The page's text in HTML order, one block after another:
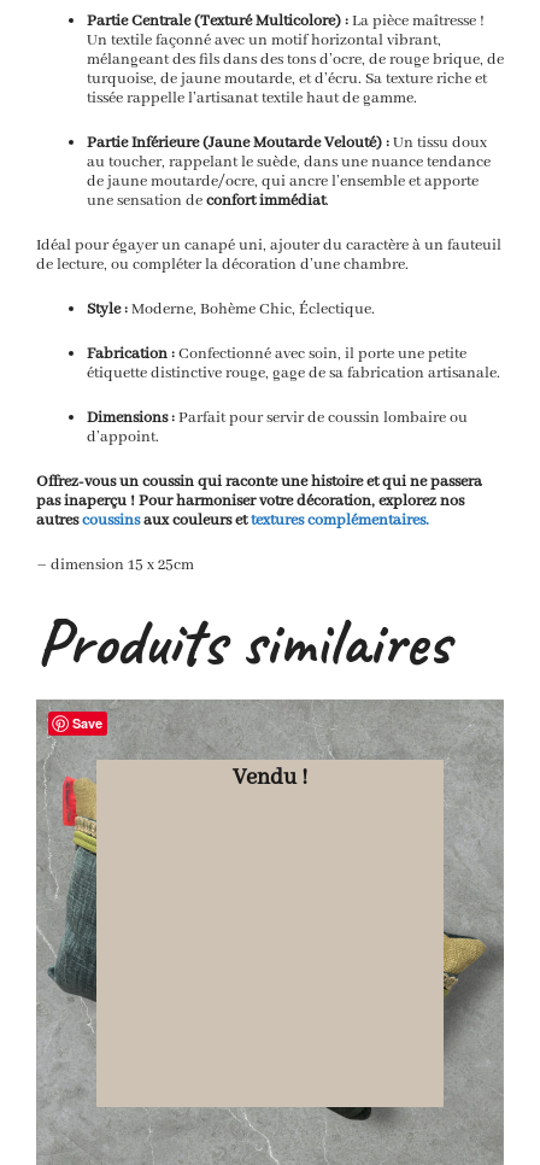
Partie Centrale (Texturé Multicolore) :La pièce maîtresse !
Un textile façonné avec un motif horizontal vibrant,
mélangeant des fils dans des tons d’ocre, de rouge brique, de
turquoise, de jaune moutarde, et d’écru. Sa texture riche et
tissée rappelle l’artisanat textile haut de gamme.
Partie Inférieure (Jaune Moutarde Velouté) :Un tissu doux
au toucher, rappelant le suède, dans une nuance tendance
de jaune moutarde/ocre, qui ancre l’ensemble et apporte
une sensation deconfort immédiat.
Idéal pour égayer un canapé uni, ajouter du caractère à un fauteuil
de lecture, ou compléter la décoration d’une chambre.
Style :Moderne, Bohème Chic, Éclectique.
Fabrication :Confectionné avec soin, il porte une petite
étiquette distinctive rouge, gage de sa fabrication artisanale.
Dimensions :Parfait pour servir de coussin lombaire ou
d’appoint.
Offrez-vous un coussin qui raconte une histoire et qui ne passera
pas inaperçu ! Pour harmoniser votre décoration, explorez nos
autrescoussinsaux couleurs ettextures complémentaires.
– dimension 15 x 25cm
Produits similaires
Save
Vendu !